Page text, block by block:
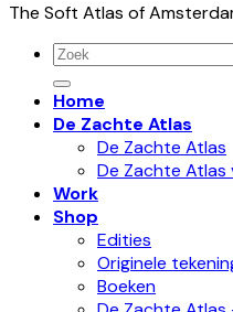
€
€
The Soft Atlas of
Zoeken
naar:
Home
De Zachte Atlas
De Zachte Atlas
De Zachte
Work
Shop
Edities
Originele
Boeken